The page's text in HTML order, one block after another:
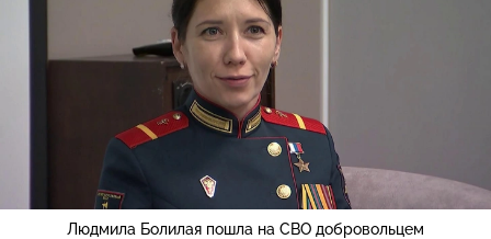
Людмила Болилая пошла на СВО добровольцем